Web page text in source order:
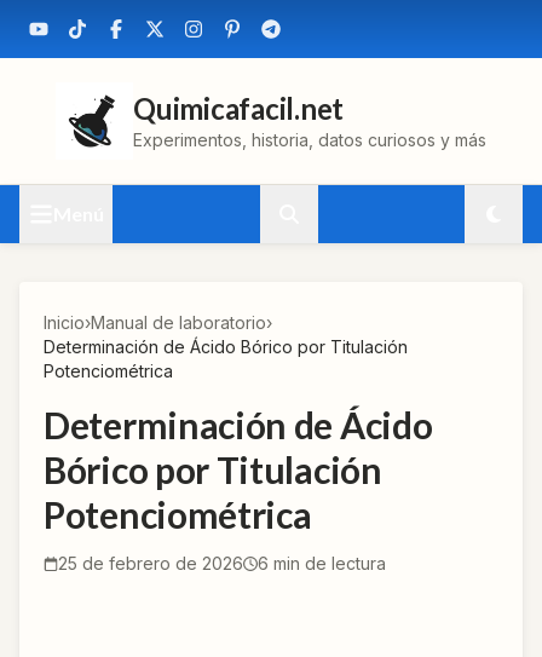
Quimicafacil.net
Experimentos, historia, datos curiosos y más
Inicio›Manual de laboratorio›
Determinación de Ácido Bórico por Titulación
Potenciométrica
Determinación de Ácido
Bórico por Titulación
Potenciométrica
25 de febrero de 2026 6 min de lectura